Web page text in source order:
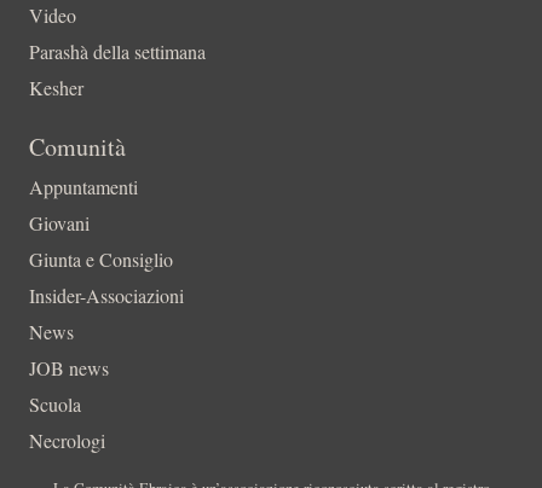
Video
Parashà della settimana
Kesher
Comunità
Appuntamenti
Giovani
Giunta e Consiglio
Insider-Associazioni
News
JOB news
Scuola
Necrologi